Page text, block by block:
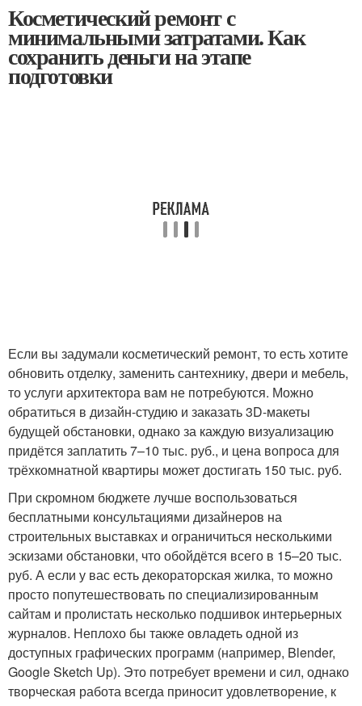
Косметический ремонт с
минимальными затратами. Как
сохранить деньги на этапе
подготовки
Если вы задумали косметический ремонт, то есть хотите
обновить отделку, заменить сантехнику, двери и мебель,
то услуги архитектора вам не потребуются. Можно
обратиться в дизайн-студию и заказать 3D-макеты
будущей обстановки, однако за каждую визуализацию
придётся заплатить 7–10 тыс. руб., и цена вопроса для
трёхкомнатной квартиры может достигать 150 тыс. руб.
При скромном бюджете лучше воспользоваться
бесплатными консультациями дизайнеров на
строительных выставках и ограничиться несколькими
эскизами обстановки, что обойдётся всего в 15–20 тыс.
руб. А если у вас есть декораторская жилка, то можно
просто попутешествовать по специализированным
сайтам и пролистать несколько подшивок интерьерных
журналов. Неплохо бы также овладеть одной из
доступных графических программ (например, Blender,
Google Sketch Up). Это потребует времени и сил, однако
творческая работа всегда приносит удовлетворение, к